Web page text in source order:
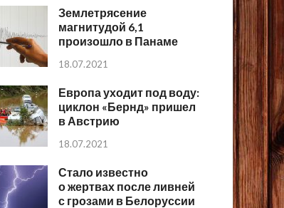
Землетрясение
магнитудой 6,1
произошло в Панаме
18.07.2021
Европа уходит под воду:
циклон «Бернд» пришел
в Австрию
18.07.2021
Стало известно
о жертвах после ливней
с грозами в Белоруссии